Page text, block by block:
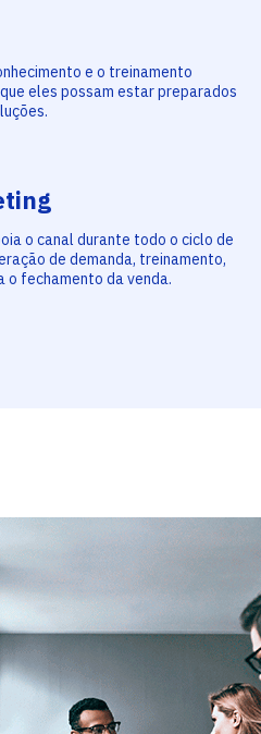
e o treinamento
eles possam estar preparados
o canal durante todo o ciclo de
de demanda, treinamento,
o fechamento da venda.